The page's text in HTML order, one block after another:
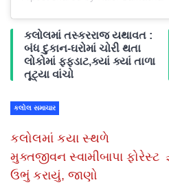
કલોલમાં તસ્કરરાજ યથાવત :
બંધ દુકાન-ઘરોમાં ચોરી થતા
લોકોમાં ફફડાટ,ક્યાં ક્યાં તાળા
તૂટ્યા વાંચો
કલોલ સમાચાર
કલોલમાં કયા સ્થળે
મુક્તજીવન સ્વામીબાપા ફોરેસ્ટ
ઉભું કરાયું, જાણો